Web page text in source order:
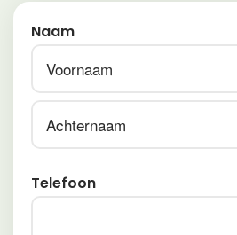
Naam
Telefoon